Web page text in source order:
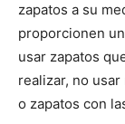
zapatos a su
proporcionen
usar zapatos
realizar, no
o zapatos con